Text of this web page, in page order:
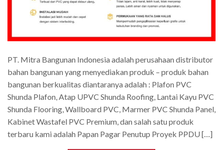
PT. Mitra Bangunan Indonesia adalah perusahaan distributor
bahan bangunan yang menyediakan produk – produk bahan
bangunan berkualitas diantaranya adalah : Plafon PVC
Shunda Plafon, Atap UPVC Shunda Roofing, Lantai Kayu PVC
Shunda Flooring, Wallboard PVC, Marmer PVC Shunda Panel,
Kabinet Wastafel PVC Premium, dan salah satu produk
terbaru kami adalah Papan Pagar Penutup Proyek PPDU […]